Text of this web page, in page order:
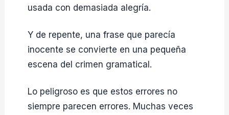
usada con demasiada alegría.
Y de repente, una frase que parecía
inocente se convierte en una pequeña
escena del crimen gramatical.
Lo peligroso es que estos errores no
siempre parecen errores. Muchas veces